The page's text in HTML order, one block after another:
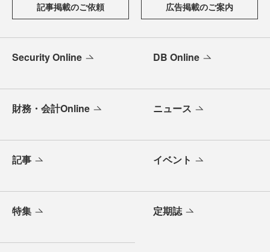
記事掲載のご依頼 広告掲載のご案内
Security Online DB Online
財務・会計Online ニュース
記事 イベント
特集 定期誌